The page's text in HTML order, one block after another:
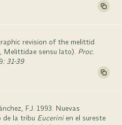
revision of the melittid
Melittidae sensu lato). Proc.
: 31-39
F.J. 1993. Nuevas
de la tribu Eucerini en el sureste